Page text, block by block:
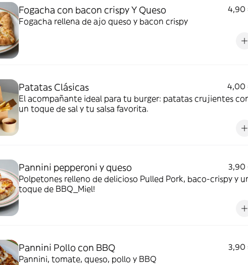
Fogacha con bacon crispy Y Queso
4,90
Fogacha rellena de ajo queso y bacon crispy
Patatas Clásicas
4,00
El acompañante ideal para tu burger: patatas crujientes
un toque de sal y tu salsa favorita.
Pannini pepperoni y queso
3,90
Polpetones relleno de delicioso Pulled Pork, baco-crispy y
toque de BBQ_Miel!
Pannini Pollo con BBQ
3,90
Pannini, tomate, queso, pollo y BBQ